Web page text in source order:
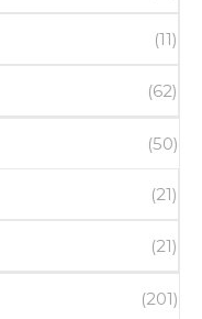
(11)
(62)
(50)
(21)
(21)
(201)